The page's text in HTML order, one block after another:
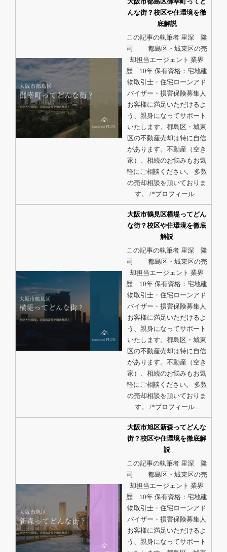
んな街？校区や住環境を徹
底解説
この記事の執筆者 里深 隆
司 都島区・城東区の売
却担当エージェント 業界
歴 10年 保有資格：宅地建
物取引士・住宅ローンアド
バイザー・損害保険募集人
お客様に満足いただけるよ
う、親身になってサポート
いたします。都島区・城東
区の不動産売却は特に自信
があります。不動産（空き
家）、相続のお悩みもお気
軽にご相談ください。 多数
の売却相談を頂いておりま
す。 /*プロフィール...
大阪市鶴見区横堤ってどん
な街？校区や住環境を徹底
解説
この記事の執筆者 里深 隆
司 都島区・城東区の売
却担当エージェント 業界
歴 10年 保有資格：宅地建
物取引士・住宅ローンアド
バイザー・損害保険募集人
お客様に満足いただけるよ
う、親身になってサポート
いたします。都島区・城東
区の不動産売却は特に自信
があります。不動産（空き
家）、相続のお悩みもお気
軽にご相談ください。 多数
の売却相談を頂いておりま
す。 /*プロフィール...
大阪市旭区新森ってどんな
街？校区や住環境を徹底解
説
この記事の執筆者 里深 隆
司 都島区・城東区の売
却担当エージェント 業界
歴 10年 保有資格：宅地建
物取引士・住宅ローンアド
バイザー・損害保険募集人
お客様に満足いただけるよ
う、親身になってサポート